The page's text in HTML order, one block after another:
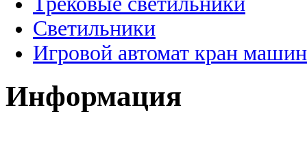
Светильники
Игровой автомат кран
Информация